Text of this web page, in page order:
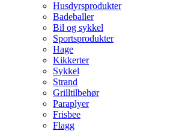
Husdyrsprodukter
Badeballer
Bil og sykkel
Sportsprodukter
Hage
Kikkerter
Sykkel
Strand
Grilltilbehør
Paraplyer
Frisbee
Flagg